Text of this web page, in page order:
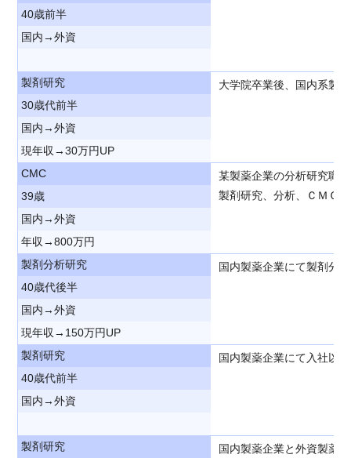
40歳前半
国内→外資
製剤研究
大学院卒業後、国内系製
30歳代前半
国内→外資
現年収→30万円UP
CMC
某製薬企業の分析研究職
製剤研究、分析、ＣＭＣ
39歳
国内→外資
年収→800万円
製剤分析研究
国内製薬企業にて製剤分
40歳代後半
国内→外資
現年収→150万円UP
製剤研究
国内製薬企業にて入社以
40歳代前半
国内→外資
製剤研究 国内製薬企業と外資製薬